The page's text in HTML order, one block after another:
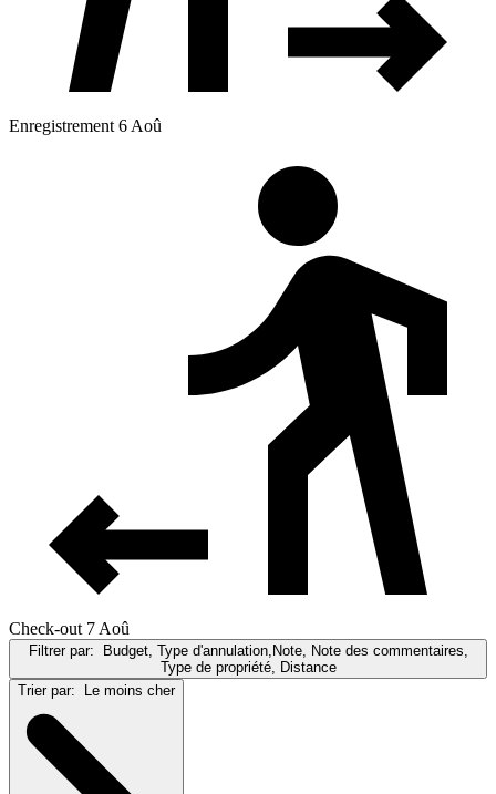
Enregistrement 6 Aoû
Check-out 7 Aoû
Filtrer par: Budget, Type d'annulation,Note, Note des commentaires,
Type de propriété, Distance
Trier par: Le moins cher